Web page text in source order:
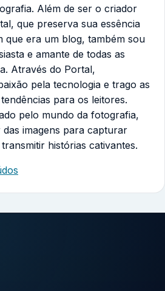
Além de ser o criador
que preserva sua essência
que era um blog, também sou
e amante de todas as
Através do Portal,
pela tecnologia e trago as
para os leitores.
pelo mundo da fotografia,
imagens para capturar
histórias cativantes.